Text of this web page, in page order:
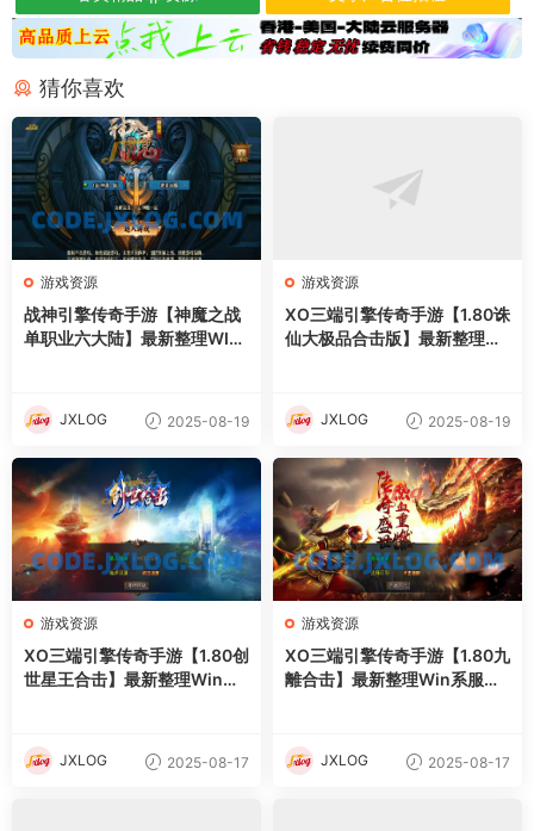
猜你喜欢
游戏资源
战神引擎传奇手游【神魔之战
单职业六大陆】最新整理WIN
JXLOG 2025-08-19
游戏资源
XO三端引擎传奇手游【1.80诛
仙大极品合击版】最新整理Wi
JXLOG 2025-08-19
游戏资源
XO三端引擎传奇手游【1.80创
世星王合击】最新整理Win系
JXLOG 2025-08-17
游戏资源
XO三端引擎传奇手游【1.80九
離合击】最新整理Win系服务
JXLOG 2025-08-17